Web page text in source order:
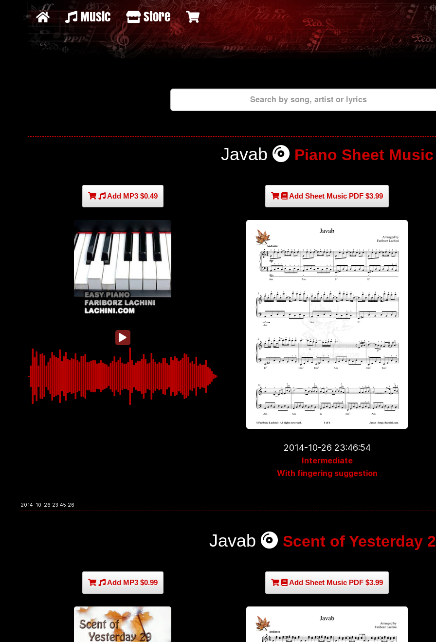
Music Store
Search by song, artist or lyrics
Javab Piano Sheet Music
Add MP3 $0.49 Add Sheet Music PDF $3.99
2014-10-26 23:46:54
Intermediate
With fingering suggestion
2014-10-26 23:45:26
Javab Scent of Yesterday
Add MP3 $0.99 Add Sheet Music PDF $3.99